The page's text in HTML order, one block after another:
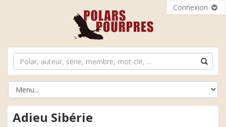
Connexion
Adieu Sibérie